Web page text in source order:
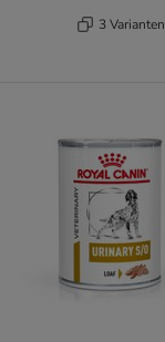
3 Varianten